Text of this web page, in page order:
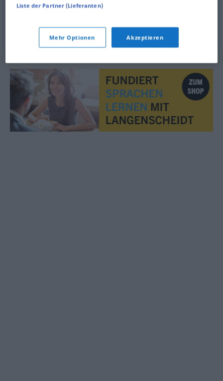
© OpenThesaurus.de
Liste der Partner (Lieferanten)
Mehr Optionen Akzeptieren